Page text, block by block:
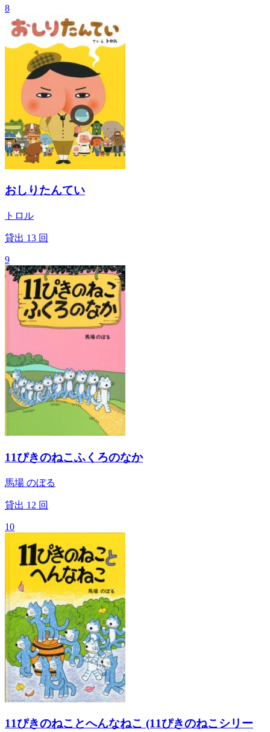
8
おしりたんてい
トロル
貸出 13 回
9
11ぴきのねこふくろのなか
馬場 のぼる
貸出 12 回
10
11ぴきのねことへんなねこ (11ぴきのねこシリー